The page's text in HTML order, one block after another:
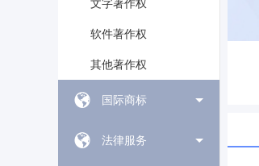
文字著作权
软件著作权
其他著作权
国际商标
法律服务